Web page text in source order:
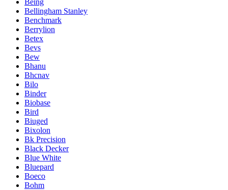
Bellingham Stanley
Benchmark
Berrylion
Betex
Bevs
Bew
Bhanu
Bhcnav
Bilo
Binder
Biobase
Bird
Biuged
Bixolon
Bk Precision
Black Decker
Blue White
Bluepard
Boeco
Bohm